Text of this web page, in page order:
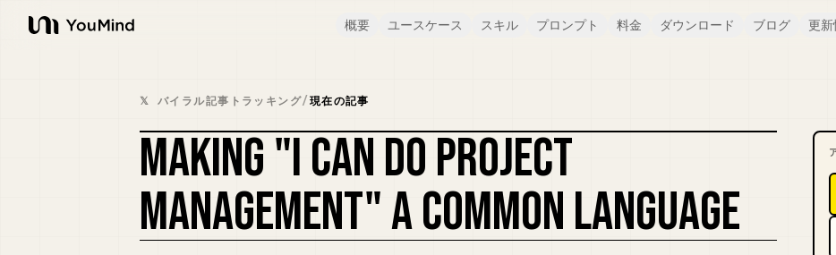
YouMind
概要 ユースケース スキル プロンプト 料金 ダウンロード ブログ 更新
𝕏 バイラル記事トラッキング/現在の記事
MAKING "I CAN DO PROJECT
MANAGEMENT" A COMMON LANGUAGE